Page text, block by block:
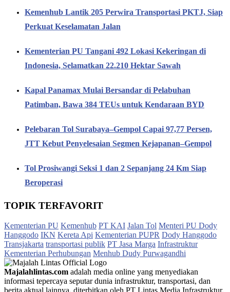
Kemenhub Lantik 205 Perwira Transportasi PKTJ, Siap
Perkuat Keselamatan Jalan
Kementerian PU Tangani 492 Lokasi Kekeringan di
Indonesia, Selamatkan 22.210 Hektar Sawah
Kapal Panamax Mulai Bersandar di Pelabuhan
Patimban, Bawa 384 TEUs untuk Kendaraan BYD
Pelebaran Tol Surabaya–Gempol Capai 97,77 Persen,
JTT Kebut Penyelesaian Segmen Kejapanan–Gempol
Tol Prosiwangi Seksi 1 dan 2 Sepanjang 24 Km Siap
Beroperasi
TOPIK TERFAVORIT
Kementerian PU Kemenhub PT KAI Jalan Tol Menteri PU Dody
Hanggodo IKN Kereta Api Kementerian PUPR Dody Hanggodo
Transjakarta transportasi publik PT Jasa Marga Infrastruktur
Kementerian Perhubungan Menhub Dudy Purwagandhi
Majalahlintas.com adalah media online yang menyediakan
informasi tepercaya seputar dunia infrastruktur, transportasi, dan
berita aktual lainnya, diterbitkan oleh PT Lintas Media Infrastruktur.